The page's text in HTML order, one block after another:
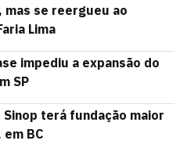
mas se reergueu ao
Lima
impediu a expansão do
SP
terá fundação maior
em BC